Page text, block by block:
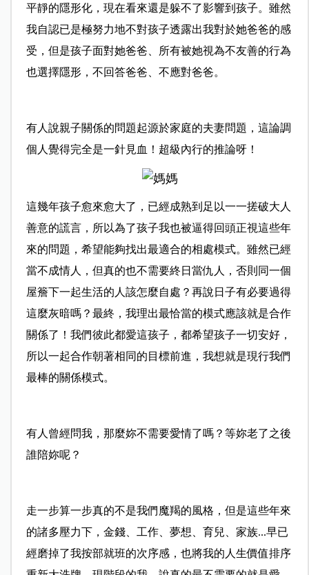
平靜的隱形化，現在看來還是躲不了影響到孩子。雖然
我自認已是極努力地不對孩子透露出我對於她爸爸的感
受，但是孩子面對她爸爸、所有被她視為不友善的行為
也選擇隱形，不回答爸爸、不應對爸爸。
有人說親子關係的問題起源於家庭的夫妻問題，這論調
個人覺得完全是一針見血！超級內行的推論呀！
這幾年孩子愈來愈大了，已經成熟到足以一一搓破大人
善意的謊言，所以為了孩子我也被逼得回頭正視這些年
來的問題，希望能夠找出最適合的相處模式。雖然已經
當不成情人，但真的也不需要終日當仇人，否則同一個
屋簷下一起生活的人該怎麼自處？再說日子有必要過得
這麼灰暗嗎？最終，我理出最恰當的模式應該就是合作
關係了！我們彼此都愛這孩子，都希望孩子一切安好，
所以一起合作朝著相同的目標前進，我想就是現行我們
最棒的關係模式。
有人曾經問我，那麼妳不需要愛情了嗎？等妳老了之後
誰陪妳呢？
走一步算一步真的不是我們魔羯的風格，但是這些年來
的諸多壓力下，金錢、工作、夢想、育兒、家族...早已
經磨掉了我按部就班的次序感，也將我的人生價值排序